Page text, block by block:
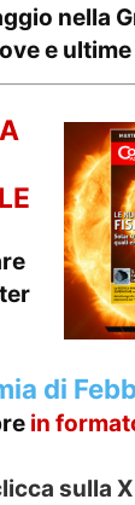
nella
e
di
in
sulla